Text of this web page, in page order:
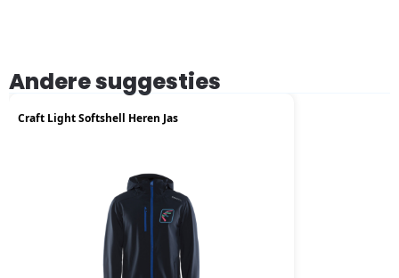
Andere suggesties
Craft Light Softshell Heren Jas